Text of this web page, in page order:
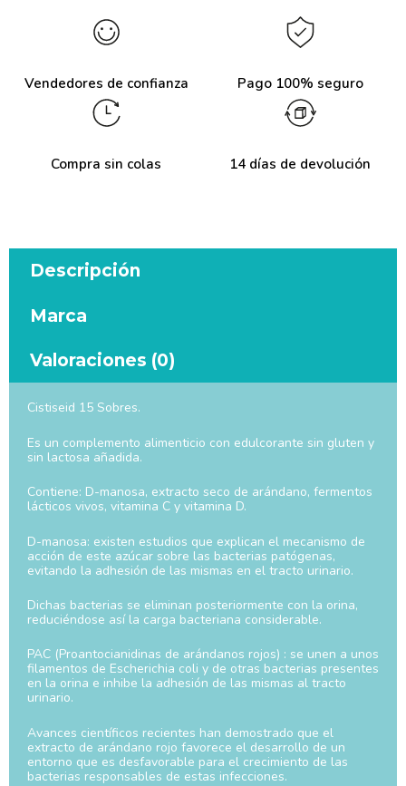
Vendedores de confianza Pago 100% seguro
Compra sin colas 14 días de devolución
Descripción
Marca
Valoraciones (0)
Cistiseid 15 Sobres.
Es un complemento alimenticio con edulcorante sin gluten y
sin lactosa añadida.
Contiene: D-manosa, extracto seco de arándano, fermentos
lácticos vivos, vitamina C y vitamina D.
D-manosa: existen estudios que explican el mecanismo de
acción de este azúcar sobre las bacterias patógenas,
evitando la adhesión de las mismas en el tracto urinario.
Dichas bacterias se eliminan posteriormente con la orina,
reduciéndose así la carga bacteriana considerable.
PAC (Proantocianidinas de arándanos rojos) : se unen a unos
filamentos de Escherichia coli y de otras bacterias presentes
en la orina e inhibe la adhesión de las mismas al tracto
urinario.
Avances científicos recientes han demostrado que el
extracto de arándano rojo favorece el desarrollo de un
entorno que es desfavorable para el crecimiento de las
bacterias responsables de estas infecciones.